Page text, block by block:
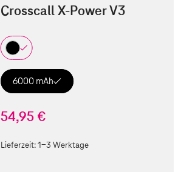
Crosscall X-Power V3
6000 mAh
54,95 €
Lieferzeit:1-3 Werktage